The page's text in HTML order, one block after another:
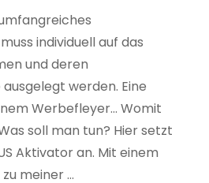
individuell auf das
und deren
werden. Eine
Werbefleyer… Womit
soll man tun? Hier setzt
Aktivator an. Mit einem
meiner …